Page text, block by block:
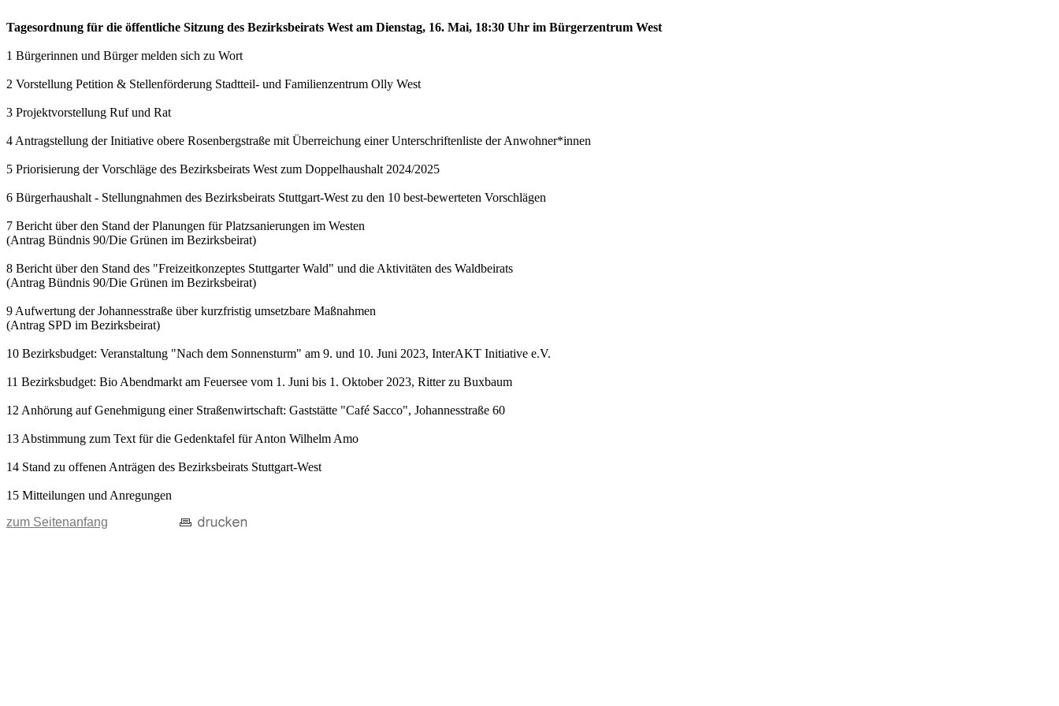
Tagesordnung für die öffentliche Sitzung des Bezirksbeirats West am Dienstag, 16. Mai, 18:30 Uhr im Bürgerzentrum West
1 Bürgerinnen und Bürger melden sich zu Wort
2 Vorstellung Petition & Stellenförderung Stadtteil- und Familienzentrum Olly West
3 Projektvorstellung Ruf und Rat
4 Antragstellung der Initiative obere Rosenbergstraße mit Überreichung einer Unterschriftenliste der Anwohner*innen
5 Priorisierung der Vorschläge des Bezirksbeirats West zum Doppelhaushalt 2024/2025
6 Bürgerhaushalt - Stellungnahmen des Bezirksbeirats Stuttgart-West zu den 10 best-bewerteten Vorschlägen
7 Bericht über den Stand der Planungen für Platzsanierungen im Westen
(Antrag Bündnis 90/Die Grünen im Bezirksbeirat)
8 Bericht über den Stand des "Freizeitkonzeptes Stuttgarter Wald" und die Aktivitäten des Waldbeirats
(Antrag Bündnis 90/Die Grünen im Bezirksbeirat)
9 Aufwertung der Johannesstraße über kurzfristig umsetzbare Maßnahmen
(Antrag SPD im Bezirksbeirat)
10 Bezirksbudget: Veranstaltung "Nach dem Sonnensturm" am 9. und 10. Juni 2023, InterAKT Initiative e.V.
11 Bezirksbudget: Bio Abendmarkt am Feuersee vom 1. Juni bis 1. Oktober 2023, Ritter zu Buxbaum
12 Anhörung auf Genehmigung einer Straßenwirtschaft: Gaststätte "Café Sacco", Johannesstraße 60
13 Abstimmung zum Text für die Gedenktafel für Anton Wilhelm Amo
14 Stand zu offenen Anträgen des Bezirksbeirats Stuttgart-West
15 Mitteilungen und Anregungen
zum Seitenanfang